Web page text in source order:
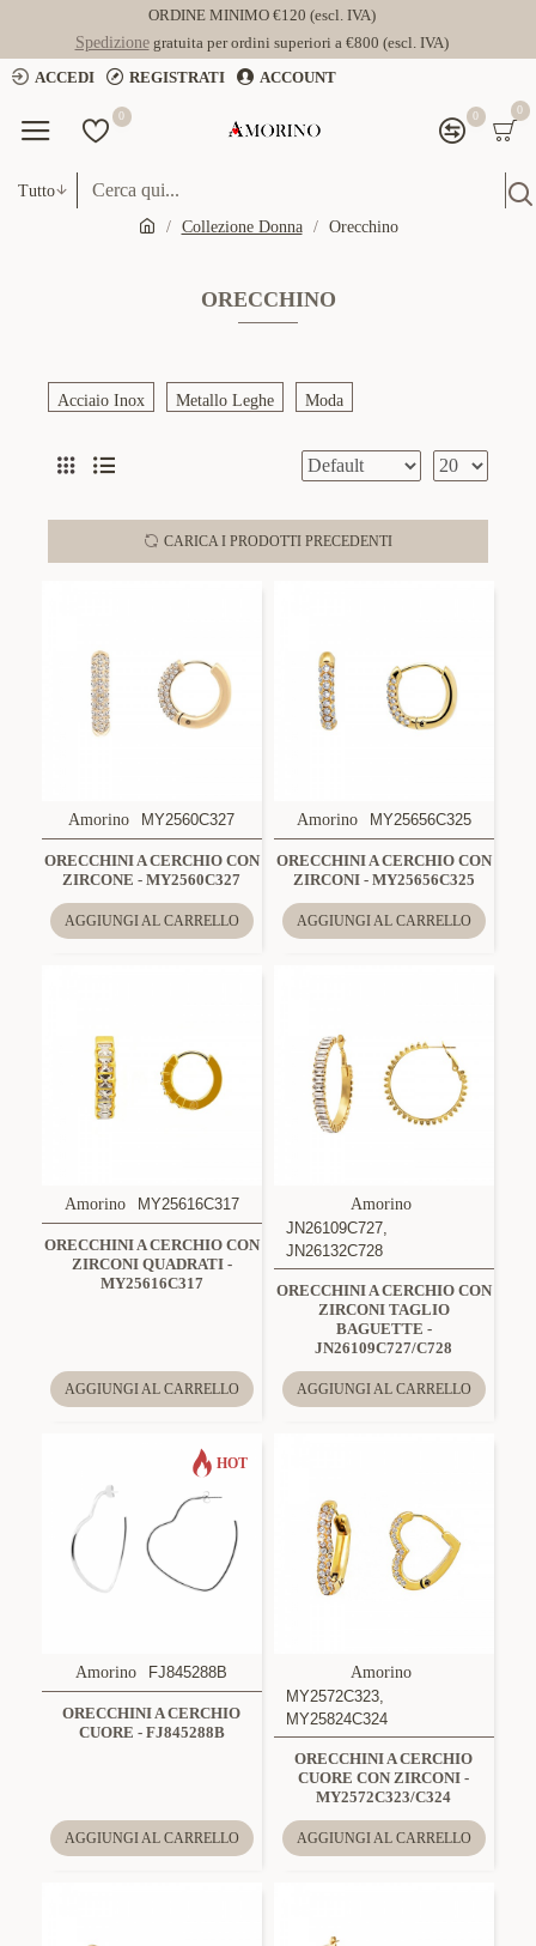
ORDINE MINIMO €120 (escl. IVA)
Spedizionegratuita per ordini superiori a €800 (escl. IVA)
ACCEDI
REGISTRATI ACCOUNT
0 0 0
Tutto
Collezione Donna Orecchino
ORECCHINO
Acciaio Inox Metallo Leghe Moda
CARICA I PRODOTTI PRECEDENTI
Amorino MY2560C327
ORECCHINI A CERCHIO CON
ZIRCONE - MY2560C327
AGGIUNGI AL CARRELLO
Amorino MY25656C325
ORECCHINI A CERCHIO CON
ZIRCONI - MY25656C325
AGGIUNGI AL CARRELLO
Amorino MY25616C317
ORECCHINI A CERCHIO CON
ZIRCONI QUADRATI -
MY25616C317
AGGIUNGI AL CARRELLO
Amorino
JN26109C727,
JN26132C728
ORECCHINI A CERCHIO CON
ZIRCONI TAGLIO
BAGUETTE -
JN26109C727/C728
AGGIUNGI AL CARRELLO
HOT
Amorino FJ845288B
ORECCHINI A CERCHIO
CUORE - FJ845288B
AGGIUNGI AL CARRELLO
Amorino
MY2572C323,
MY25824C324
ORECCHINI A CERCHIO
CUORE CON ZIRCONI -
MY2572C323/C324
AGGIUNGI AL CARRELLO